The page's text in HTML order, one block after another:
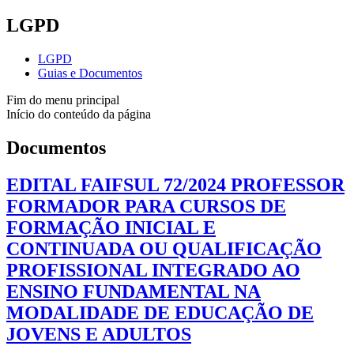
LGPD
LGPD
Guias e Documentos
Fim do menu principal
Início do conteúdo da página
Documentos
EDITAL FAIFSUL 72/2024 PROFESSOR
FORMADOR PARA CURSOS DE
FORMAÇÃO INICIAL E
CONTINUADA OU QUALIFICAÇÃO
PROFISSIONAL INTEGRADO AO
ENSINO FUNDAMENTAL NA
MODALIDADE DE EDUCAÇÃO DE
JOVENS E ADULTOS